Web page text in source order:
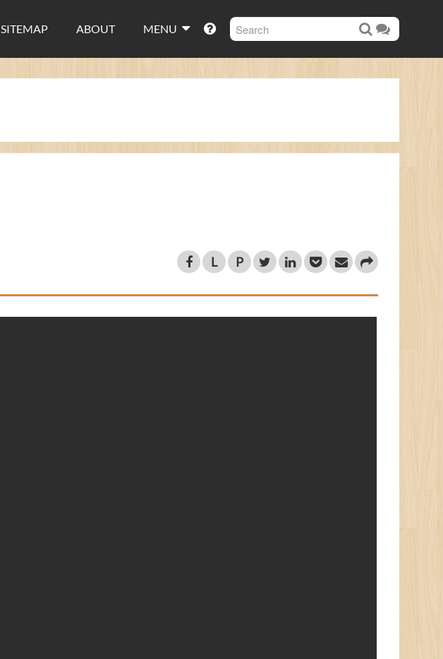
SITEMAP ABOUT MENU
L P